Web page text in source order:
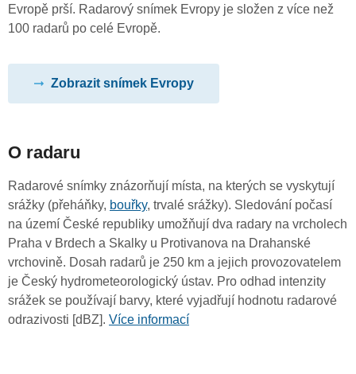
Evropě prší. Radarový snímek Evropy je složen z více než
100 radarů po celé Evropě.
Zobrazit snímek Evropy
O radaru
Radarové snímky znázorňují místa, na kterých se vyskytují
srážky (přeháňky, bouřky, trvalé srážky). Sledování počasí
na území České republiky umožňují dva radary na vrcholech
Praha v Brdech a Skalky u Protivanova na Drahanské
vrchovině. Dosah radarů je 250 km a jejich provozovatelem
je Český hydrometeorologický ústav. Pro odhad intenzity
srážek se používají barvy, které vyjadřují hodnotu radarové
odrazivosti [dBZ]. Více informací